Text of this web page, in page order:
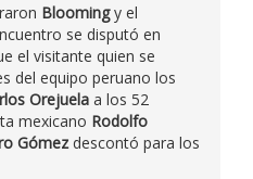
Bloomingy el
se disputó en
el visitante quien se
del equipo peruano los
Orejuela a los 52
mexicano Rodolfo
Gómezdescontó para los